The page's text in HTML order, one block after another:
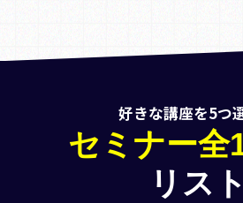
好きな講座を5つ
セミナー全
リスト